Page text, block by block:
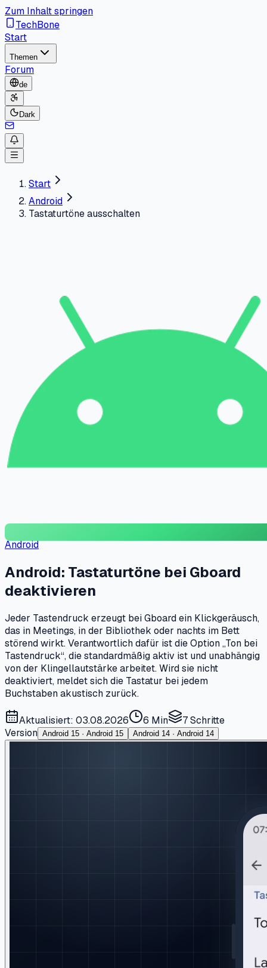
Zum Inhalt springen
TechBone
Start
Themen
Forum
de
Dark
Start
Android
Tastaturtöne ausschalten
Android
Android: Tastaturtöne bei Gboard
deaktivieren
Jeder Tastendruck erzeugt bei Gboard ein Klickgeräusch,
das in Meetings, in der Bibliothek oder nachts im Bett
störend wirkt. Verantwortlich dafür ist die Option „Ton bei
Tastendruck“, die standardmäßig aktiv ist und unabhängig
von der Klingellautstärke arbeitet. Wird sie nicht
deaktiviert, meldet sich die Tastatur bei jedem
Buchstaben akustisch zurück.
Aktualisiert: 03.08.2026 6 Min 7Schritte
Version Android 15 · Android 15 Android 14 · Android 14